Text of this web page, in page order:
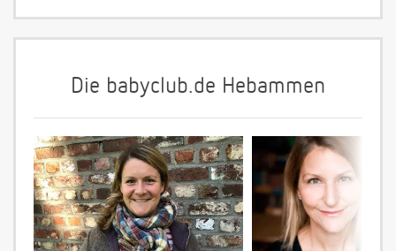
Die babyclub.de Hebammen